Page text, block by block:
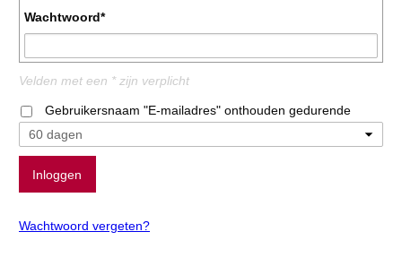
Wachtwoord*
Velden met een * zijn verplicht
Gebruikersnaam "E-mailadres" onthouden gedurende
Wachtwoord vergeten?